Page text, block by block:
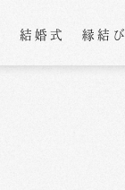
結婚式 縁結び